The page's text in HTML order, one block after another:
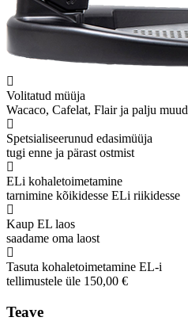
Volitatud müüja
Wacaco, Cafelat, Flair ja palju muud
Spetsialiseerunud edasimüüja
tugi enne ja pärast ostmist
ELi kohaletoimetamine
tarnimine kõikidesse ELi riikidesse
Kaup EL laos
saadame oma laost
Tasuta kohaletoimetamine EL-i
tellimustele üle 150,00 €
Teave